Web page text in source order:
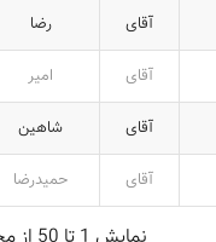
آقای رضا
آقای امیر
آقای شاهین
آقای حمیدرضا